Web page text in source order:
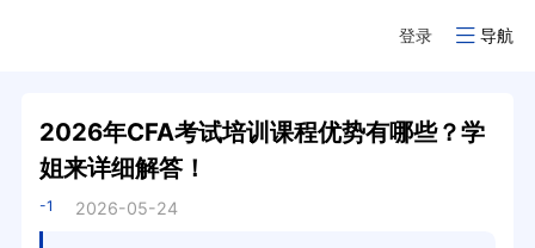
登录 导航
2026年CFA考试培训课程优势有哪些？学
姐来详细解答！
-1 2026-05-24